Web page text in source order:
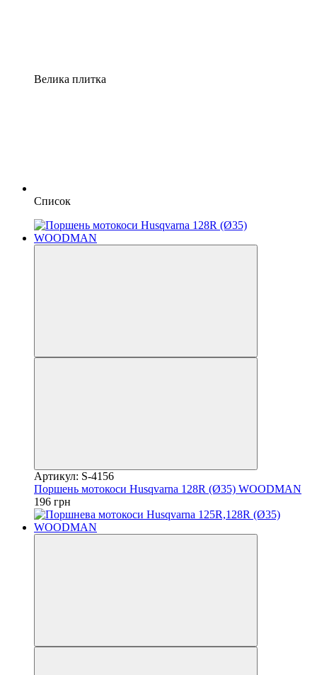
Велика плитка
Список
Артикул: S-4156
Поршень мотокоси Husqvarna 128R (Ø35) WOODMAN
196 грн